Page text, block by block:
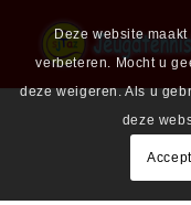
Deze website
verbeteren. Mocht u
deze weigeren. Als u
deze